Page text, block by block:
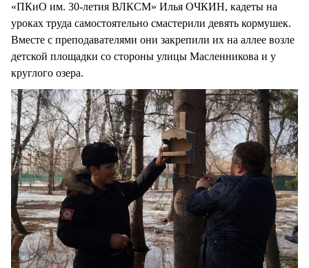
«ПКиО им. 30-летия ВЛКСМ» Илья ОЧКИН, кадеты на
уроках труда самостоятельно смастерили девять кормушек.
Вместе с преподавателями они закрепили их на аллее возле
детской площадки со стороны улицы Масленникова и у
круглого озера.